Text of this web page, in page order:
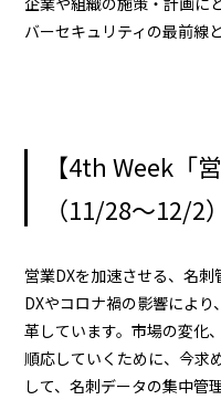
バーセキュリティの最前線
【4th Week「
（11/28～12/2）
営業DXを加速させる、名刺
DXやコロナ禍の影響によ
革しています。市場の変化
順応していくために、今求
して、名刺データの集中管